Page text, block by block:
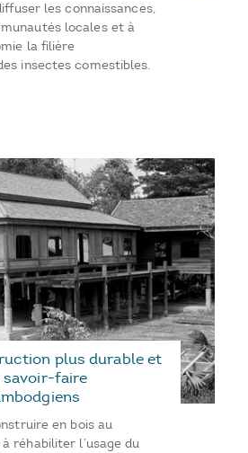
les connaissances,
locales et à
la filière
insectes comestibles.
plus durable et
savoir-faire
en bois au
réhabiliter l’usage du